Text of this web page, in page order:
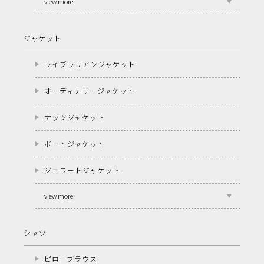
ジャケット
ライブラリアンジャケット
オーディナリージャケット
ナッツジャケット
ポートジャケット
ジェラートジャケット
view more
シャツ
ピローブラウス